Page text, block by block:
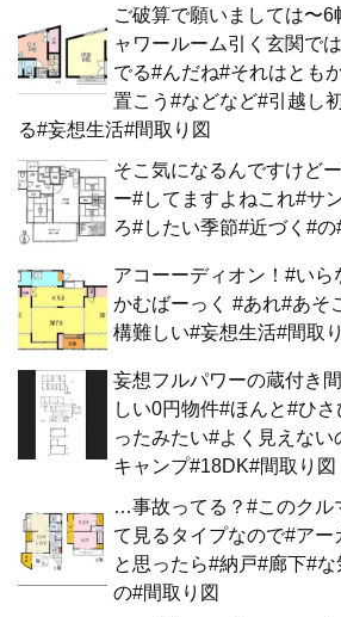
ご破算で願いましては〜
ャワールーム引く玄関で
でる#んだね#それはとも
置こう#などなど#引越し
る#妄想生活#間取り図
そこ気になるんですけど
ー#してますよねこれ#サ
ろ#したい季節#近づく#
アコーーディオン！#い
かむばーっく #あれ#あそ
構難しい#妄想生活#間取
妄想フルパワーの蔵付き
しい0円物件#ほんと#ひ
ったみたい#よく見えない
キャンプ#18DK#間取り図
…事故ってる？#このクル
て見るタイプなので#ア
と思ったら#納戸#廊下#
の#間取り図